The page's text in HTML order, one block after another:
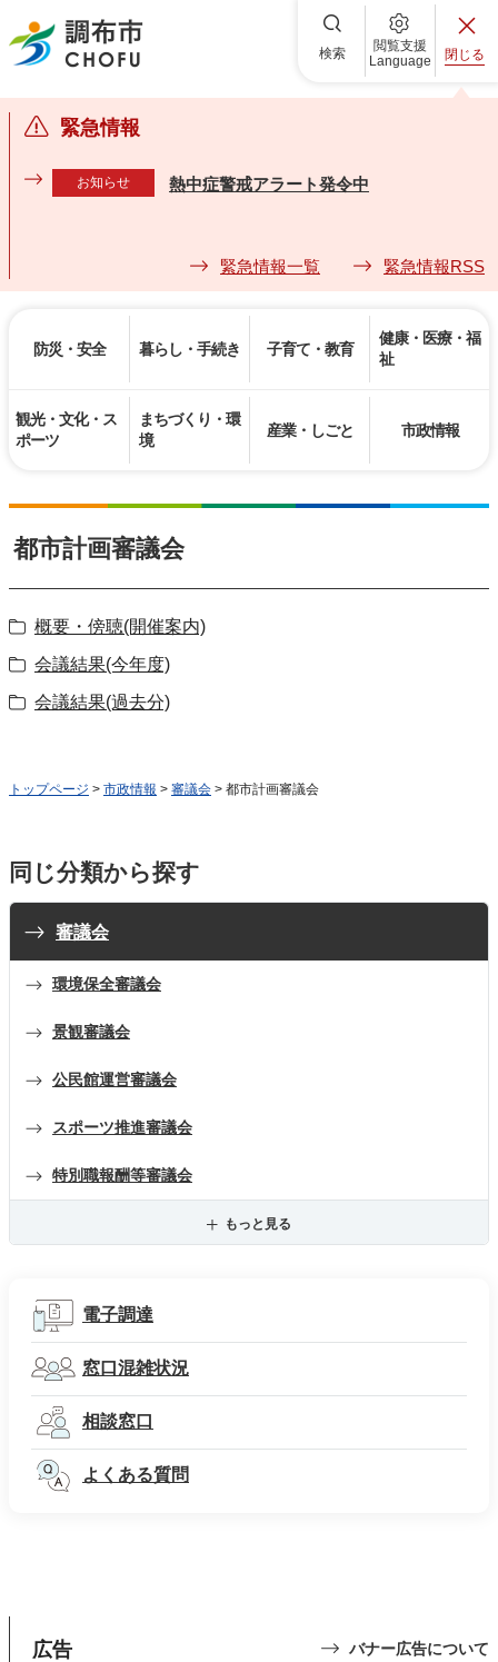
調布市 検索
閲覧支援
Language
閉じる
緊急情報
お知らせ 熱中症警戒アラート発令中
緊急情報一覧 緊急情報RSS
防災・安全 暮らし・手続き 子育て・教育
健康・医療・福
祉
観光・文化・ス
ポーツ
まちづくり・環
境
産業・しごと 市政情報
都市計画審議会
概要・傍聴(開催案内)
会議結果(今年度)
会議結果(過去分)
トップページ > 市政情報 > 審議会 > 都市計画審議会
同じ分類から探す
審議会
環境保全審議会
景観審議会
公民館運営審議会
スポーツ推進審議会
特別職報酬等審議会
もっと見る
電子調達
窓口混雑状況
相談窓口
よくある質問
広告 バナー広告について